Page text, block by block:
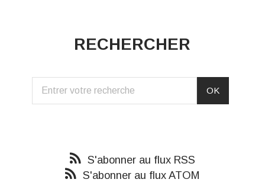
RECHERCHER
S'abonner au flux RSS
S'abonner au flux ATOM